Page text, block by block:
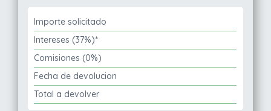
Importe solicitado
Intereses (37%)*
Comisiones (0%)
Fecha de devolucion
Total a devolver